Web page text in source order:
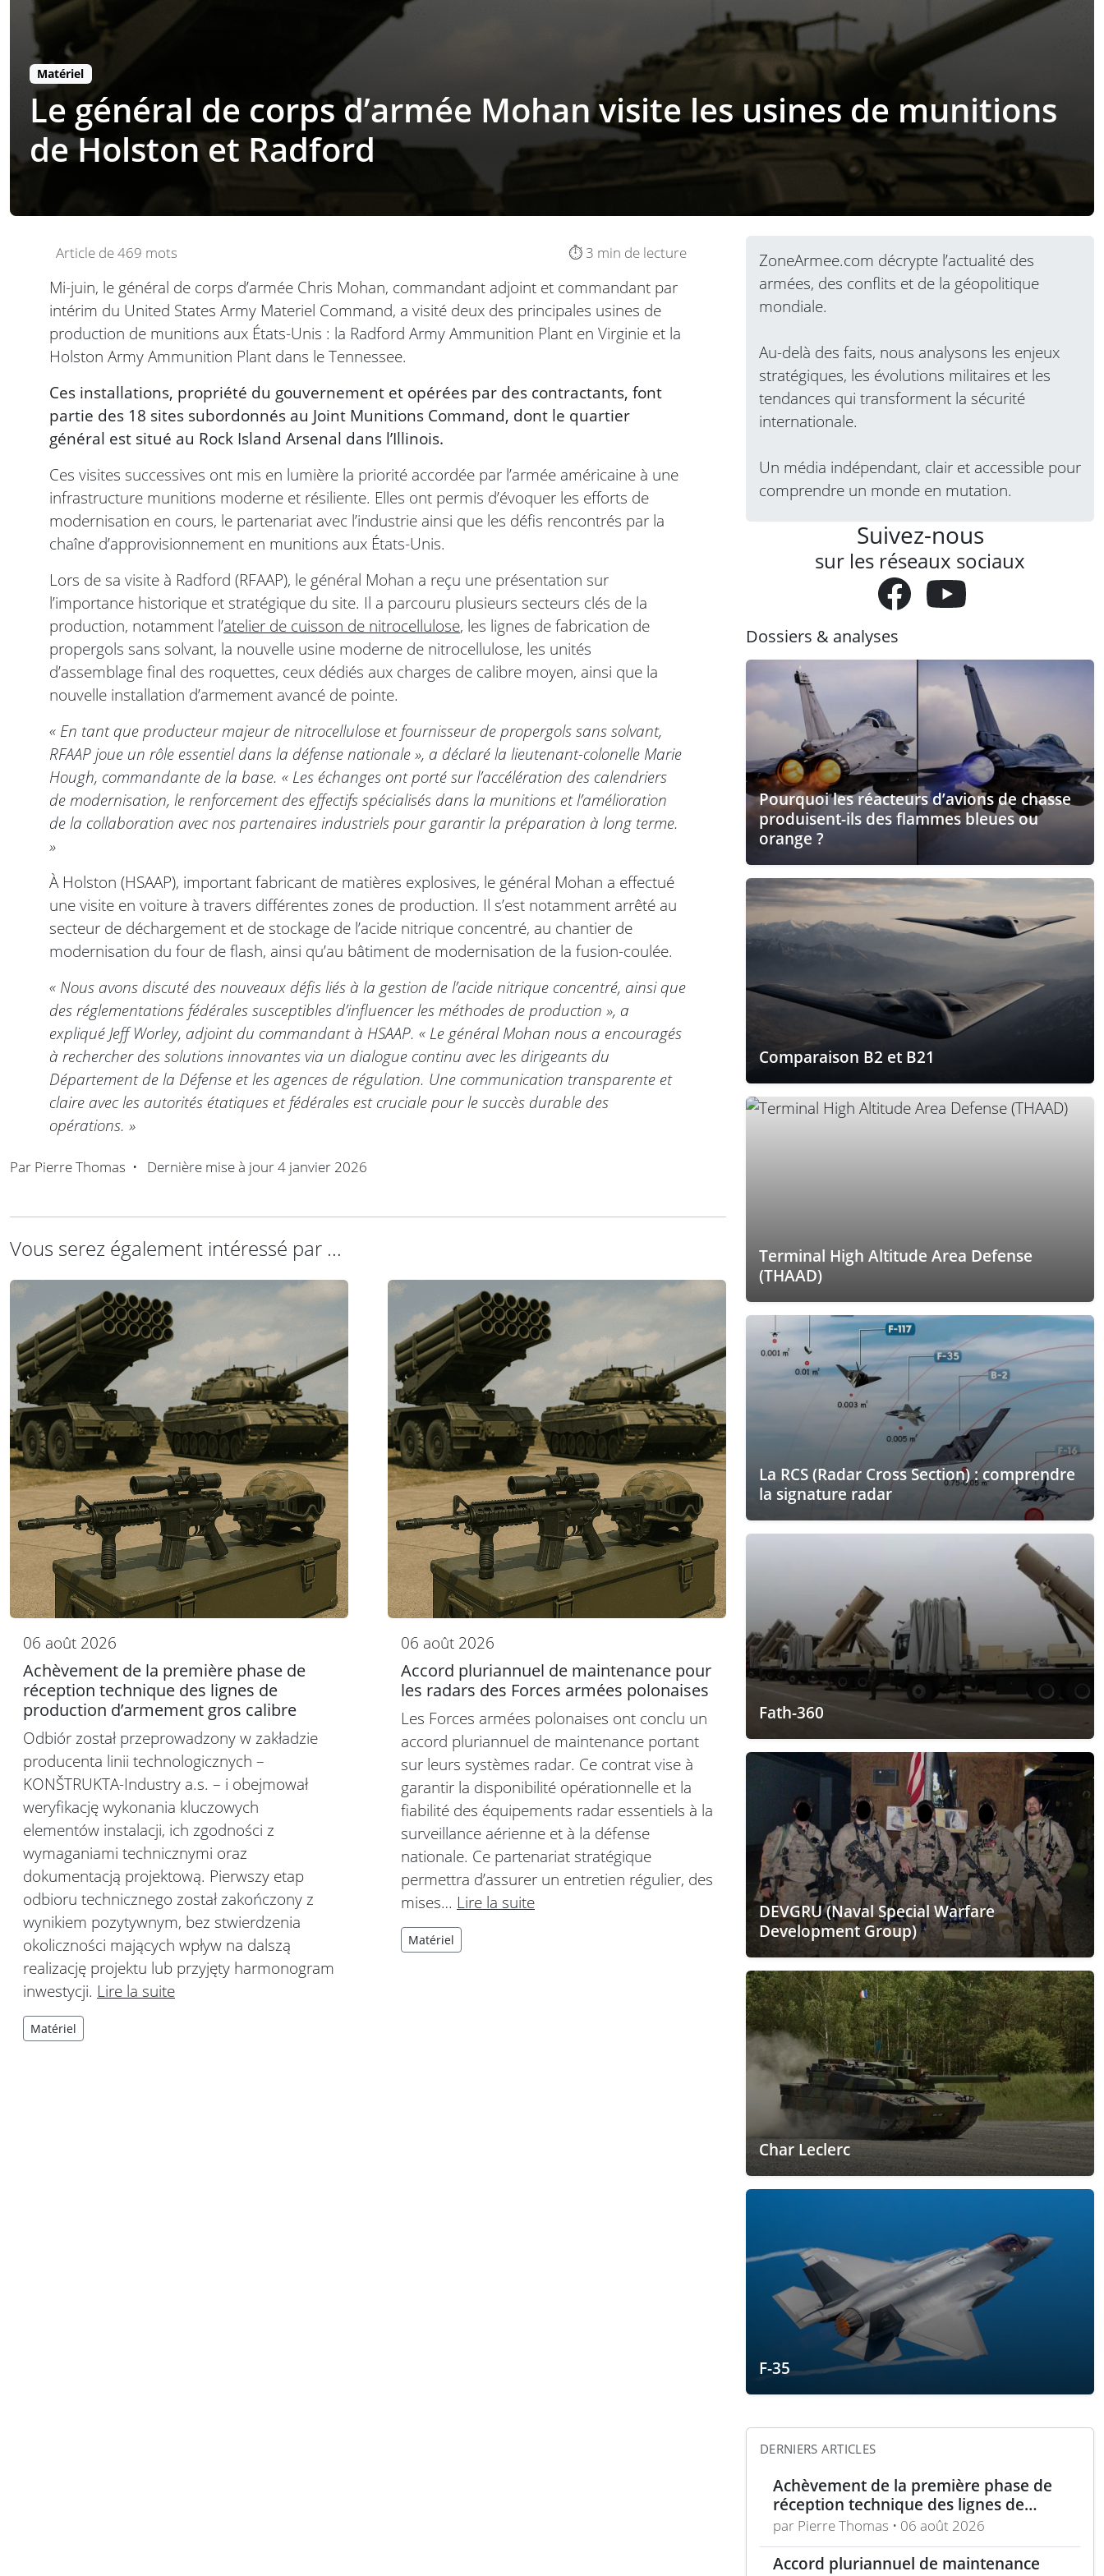
Matériel
Le général de corps d’armée Mohan visite les usines de munitions
de Holston et Radford
Article de 469 mots ⏱️ 3 min de lecture
Mi-juin, le général de corps d’armée Chris Mohan, commandant adjoint et commandant par
intérim du United States Army Materiel Command, a visité deux des principales usines de
production de munitions aux États-Unis : la Radford Army Ammunition Plant en Virginie et la
Holston Army Ammunition Plant dans le Tennessee.
Ces installations, propriété du gouvernement et opérées par des contractants, font
partie des 18 sites subordonnés au Joint Munitions Command, dont le quartier
général est situé au Rock Island Arsenal dans l’Illinois.
Ces visites successives ont mis en lumière la priorité accordée par l’armée américaine à une
infrastructure munitions moderne et résiliente. Elles ont permis d’évoquer les efforts de
modernisation en cours, le partenariat avec l’industrie ainsi que les défis rencontrés par la
chaîne d’approvisionnement en munitions aux États-Unis.
Lors de sa visite à Radford (RFAAP), le général Mohan a reçu une présentation sur
l’importance historique et stratégique du site. Il a parcouru plusieurs secteurs clés de la
production, notamment l’atelier de cuisson de nitrocellulose, les lignes de fabrication de
propergols sans solvant, la nouvelle usine moderne de nitrocellulose, les unités
d’assemblage final des roquettes, ceux dédiés aux charges de calibre moyen, ainsi que la
nouvelle installation d’armement avancé de pointe.
« En tant que producteur majeur de nitrocellulose et fournisseur de propergols sans solvant,
RFAAP joue un rôle essentiel dans la défense nationale », a déclaré la lieutenant-colonelle Marie
Hough, commandante de la base. « Les échanges ont porté sur l’accélération des calendriers
de modernisation, le renforcement des effectifs spécialisés dans la munitions et l’amélioration
de la collaboration avec nos partenaires industriels pour garantir la préparation à long terme.
»
À Holston (HSAAP), important fabricant de matières explosives, le général Mohan a effectué
une visite en voiture à travers différentes zones de production. Il s’est notamment arrêté au
secteur de déchargement et de stockage de l’acide nitrique concentré, au chantier de
modernisation du four de flash, ainsi qu’au bâtiment de modernisation de la fusion-coulée.
« Nous avons discuté des nouveaux défis liés à la gestion de l’acide nitrique concentré, ainsi que
des réglementations fédérales susceptibles d’influencer les méthodes de production », a
expliqué Jeff Worley, adjoint du commandant à HSAAP. « Le général Mohan nous a encouragés
à rechercher des solutions innovantes via un dialogue continu avec les dirigeants du
Département de la Défense et les agences de régulation. Une communication transparente et
claire avec les autorités étatiques et fédérales est cruciale pour le succès durable des
opérations. »
Par Pierre Thomas • Dernière mise à jour4 janvier 2026
Vous serez également intéressé par ...
06 août 2026
Achèvement de la première phase de
réception technique des lignes de
production d’armement gros calibre
Odbiór został przeprowadzony w zakładzie
producenta linii technologicznych –
KONŠTRUKTA-Industry a.s. – i obejmował
weryfikację wykonania kluczowych
elementów instalacji, ich zgodności z
wymaganiami technicznymi oraz
dokumentacją projektową. Pierwszy etap
odbioru technicznego został zakończony z
wynikiem pozytywnym, bez stwierdzenia
okoliczności mających wpływ na dalszą
realizację projektu lub przyjęty harmonogram
inwestycji. Lire la suite
Matériel
06 août 2026
Accord pluriannuel de maintenance pour
les radars des Forces armées polonaises
Les Forces armées polonaises ont conclu un
accord pluriannuel de maintenance portant
sur leurs systèmes radar. Ce contrat vise à
garantir la disponibilité opérationnelle et la
fiabilité des équipements radar essentiels à la
surveillance aérienne et à la défense
nationale. Ce partenariat stratégique
permettra d’assurer un entretien régulier, des
mises… Lire la suite
Matériel
ZoneArmee.com décrypte l’actualité des
armées, des conflits et de la géopolitique
mondiale.
Au-delà des faits, nous analysons les enjeux
stratégiques, les évolutions militaires et les
tendances qui transforment la sécurité
internationale.
Un média indépendant, clair et accessible pour
comprendre un monde en mutation.
Suivez-nous
sur les réseaux sociaux
Dossiers & analyses
Pourquoi les réacteurs d’avions de chasse
produisent-ils des flammes bleues ou
orange ?
Comparaison B2 et B21
Terminal High Altitude Area Defense
(THAAD)
La RCS (Radar Cross Section) : comprendre
la signature radar
Fath-360
DEVGRU (Naval Special Warfare
Development Group)
Char Leclerc
F-35
DERNIERS ARTICLES
Achèvement de la première phase de
réception technique des lignes de
production d’armement gros calibre
par Pierre Thomas • 06 août 2026
Accord pluriannuel de maintenance